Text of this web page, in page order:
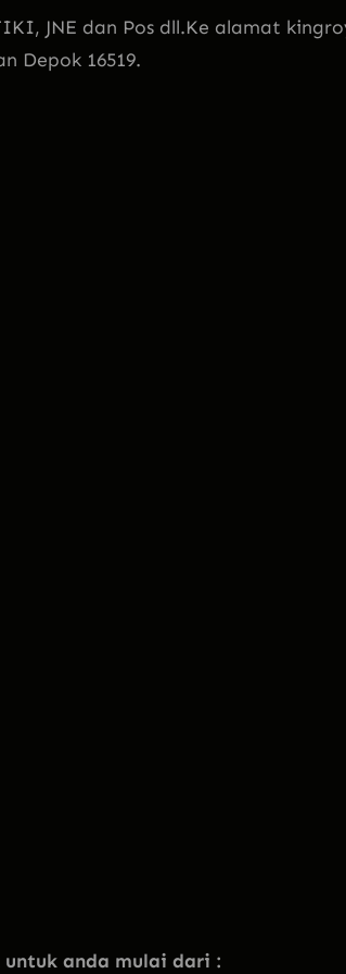
JNE dan Pos dll.Ke alamat
Depok 16519.
anda mulai dari :